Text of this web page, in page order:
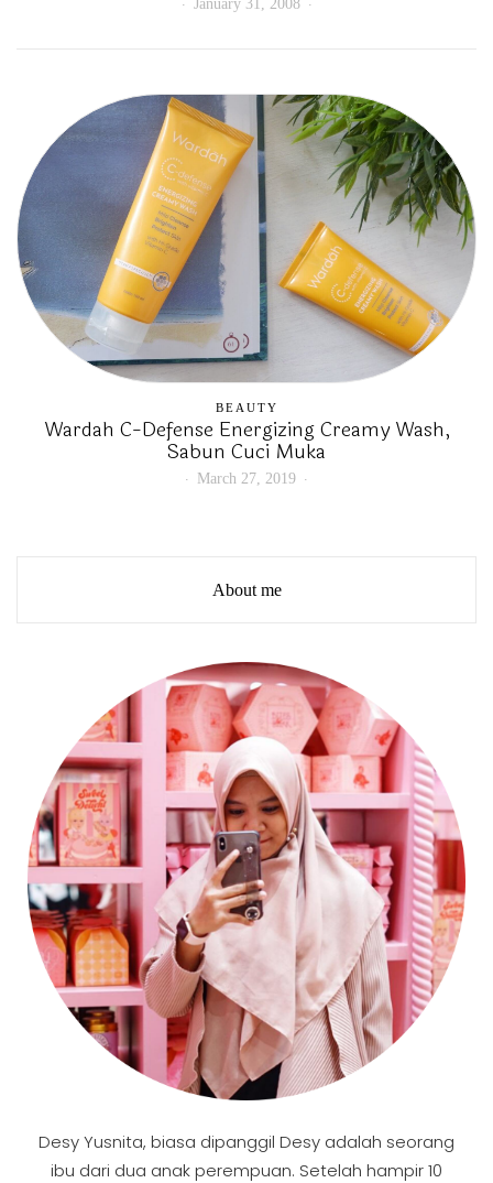
January 31, 2008
BEAUTY
Wardah C-Defense Energizing Creamy Wash,
Sabun Cuci Muka
March 27, 2019
About me
Desy Yusnita, biasa dipanggil Desy adalah seorang
ibu dari dua anak perempuan. Setelah hampir 10